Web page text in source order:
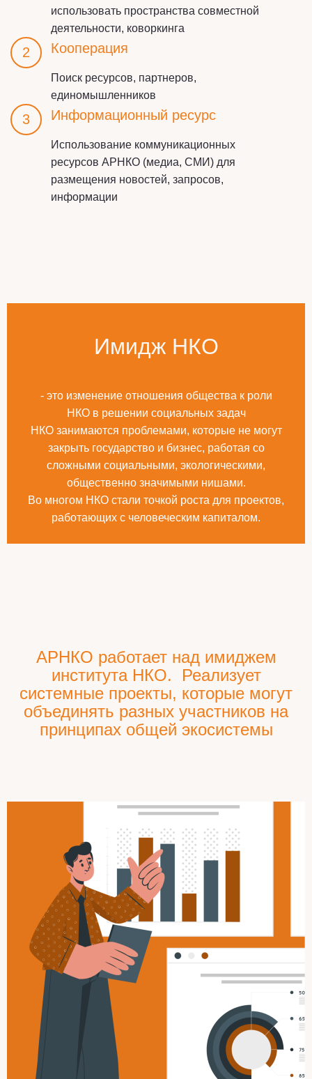
использовать пространства совместной
деятельности, коворкинга
2 Кооперация
Поиск ресурсов, партнеров,
единомышленников
3 Информационный ресурс
Использование коммуникационных
ресурсов АРНКО (медиа, СМИ) для
размещения новостей, запросов,
информации
Имидж НКО
- это изменение отношения общества к роли
НКО в решении социальных задач
НКО занимаются проблемами, которые не могут
закрыть государство и бизнес, работая со
сложными социальными, экологическими,
общественно значимыми нишами.
Во многом НКО стали точкой роста для проектов,
работающих с человеческим капиталом.
АРНКО работает над имиджем
института НКО. Реализует
системные проекты, которые могут
объединять разных участников на
принципах общей экосистемы